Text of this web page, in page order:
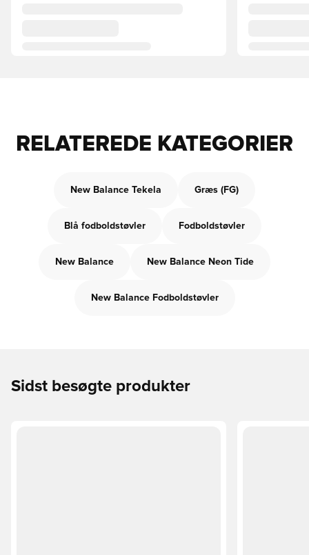
RELATEREDE KATEGORIER
New Balance Tekela Græs (FG)
Blå fodboldstøvler Fodboldstøvler
New Balance New Balance Neon Tide
New Balance Fodboldstøvler
Sidst besøgte produkter